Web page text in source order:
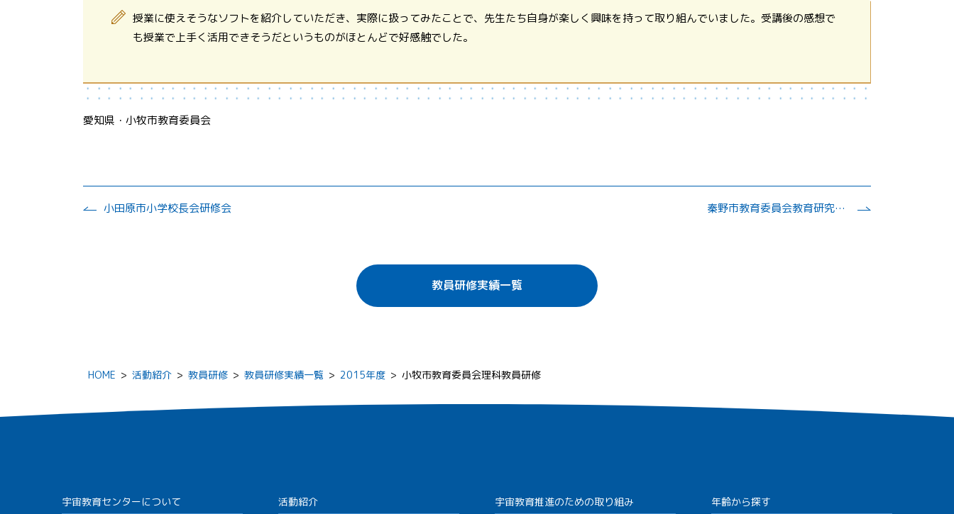
授業に使えそうなソフトを紹介していただき、実際に扱ってみたことで、先生たち自身が楽しく興味を持って取り組んでいました。受講後の感想で
も授業で上手く活用できそうだというものがほとんどで好感触でした。
愛知県・小牧市教育委員会
小田原市小学校長会研修会 秦野市教育委員会教育研究所「平成27年度理科教育研修講座」
教員研修実績一覧
HOME > 活動紹介 > 教員研修 > 教員研修実績一覧 > 2015年度 > 小牧市教育委員会理科教員研修
宇宙教育センターについて 活動紹介 宇宙教育推進のための取り組み 年齢から探す